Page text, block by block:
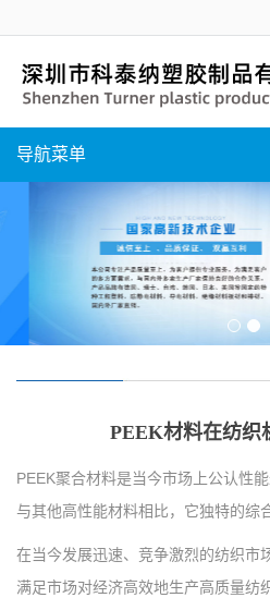
导航菜单
PEEK材料在纺织
PEEK聚合材料是当今市场上公认性
与其他高性能材料相比，它独特的综
在当今发展迅速、竞争激烈的纺织市
满足市场对经济高效地生产高质量纺